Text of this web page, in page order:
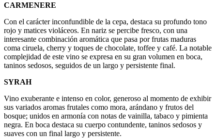
CARMENERE
Con el carácter inconfundible de la cepa, destaca su profundo tono
rojo y matices violáceos. En nariz se percibe fresco, con una
interesante combinación aromática que pasa por frutas maduras
coma ciruela, cherry y toques de chocolate, toffee y café. La notable
comple­jidad de este vino se expresa en su gran volumen en boca,
taninos sedosos, seguidos de un largo y persistente final.
SYRAH
Vino exuberante e intenso en color, generoso al momento de exhibir
sus variados aromas frutales como mora, arándano y frutos del
bosque; unidos en armonía con notas de vainilla, tabaco y pimienta
negra. En boca destaca su cuerpo contundente, taninos sedosos y
suaves con un final largo y persistente.